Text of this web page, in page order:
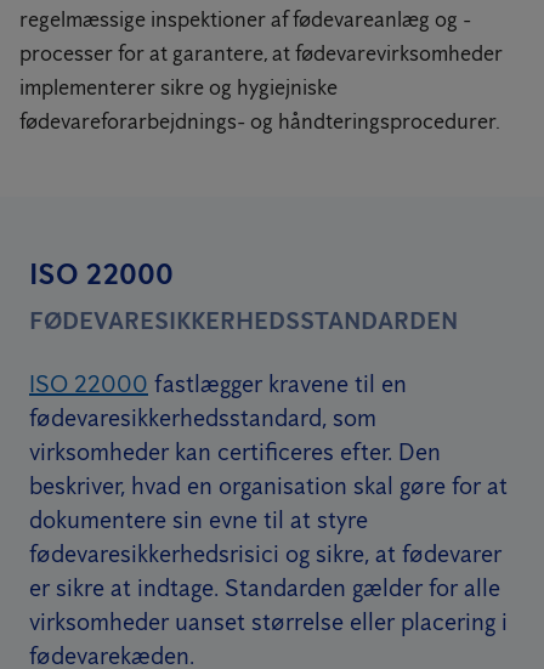
regelmæssige inspektioner af fødevareanlæg og -
processer for at garantere, at fødevarevirksomheder
implementerer sikre og hygiejniske
fødevareforarbejdnings- og håndteringsprocedurer.
ISO 22000
FØDEVARESIKKERHEDSSTANDARDEN
ISO 22000 fastlægger kravene til en
fødevaresikkerhedsstandard, som
virksomheder kan certificeres efter. Den
beskriver, hvad en organisation skal gøre for at
dokumentere sin evne til at styre
fødevaresikkerhedsrisici og sikre, at fødevarer
er sikre at indtage. Standarden gælder for alle
virksomheder uanset størrelse eller placering i
fødevarekæden.